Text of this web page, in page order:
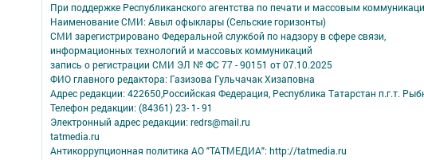
При поддержке Республиканского агентства по печати и массовым
Наименование СМИ: Авыл офыклары (Сельские горизонты)
СМИ зарегистрировано Федеральной службой по надзору в сфере связи,
информационных технологий и массовых коммуникаций
запись о регистрации СМИ ЭЛ № ФС 77 - 90151 от 07.10.2025
ФИО главного редактора: Газизова Гульчачак Хизаповна
Адрес редакции: 422650,Российская Федерация, Республика Татарстан п.г.т.
Телефон редакции: (84361) 23- 1- 91
Электронный адрес редакции: redrs@mail.ru
tatmedia.ru
Антикоррупционная политика АО "ТАТМЕДИА": http://tatmedia.ru